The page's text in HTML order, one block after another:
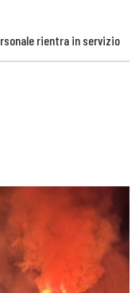
rientra in servizio